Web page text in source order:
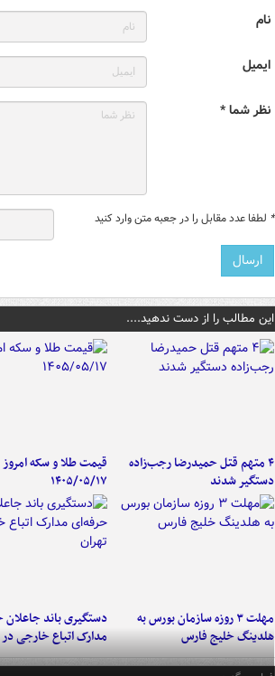
نام
ایمیل
نظر شما *
* لطفا عدد مقابل را در جعبه متن وارد کنید
این مطالب را از دست ندهید....
۴ متهم قتل حمیدرضا رجب‌زاده
دستگیر شدند
قیمت طلا و سکه امروز
۱۴۰۵/۰۵/۱۷
مهلت ۳ روزه سازمان بورس به
هلدینگ خلیج فارس
دستگیری باند جاعلان
مدارک اتباع خارجی در